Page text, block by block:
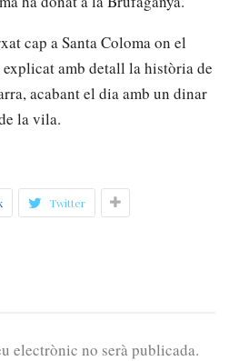
cap a Santa Coloma on el
amb detall la història de
acabant el dia amb un dinar
la vila.
Twitter
electrònic no serà publicada.